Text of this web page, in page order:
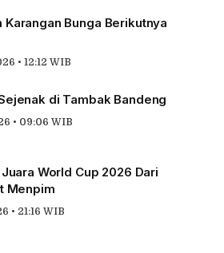
Karangan Bunga Berikutnya
• 12:12 WIB
di Tambak Bandeng
• 09:06 WIB
World Cup 2026 Dari
Menpim
• 21:16 WIB